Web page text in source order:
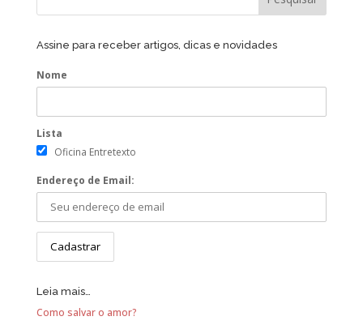
Assine para receber artigos, dicas e novidades
Nome
Lista
Oficina Entretexto
Endereço de Email:
Leia mais…
Como salvar o amor?